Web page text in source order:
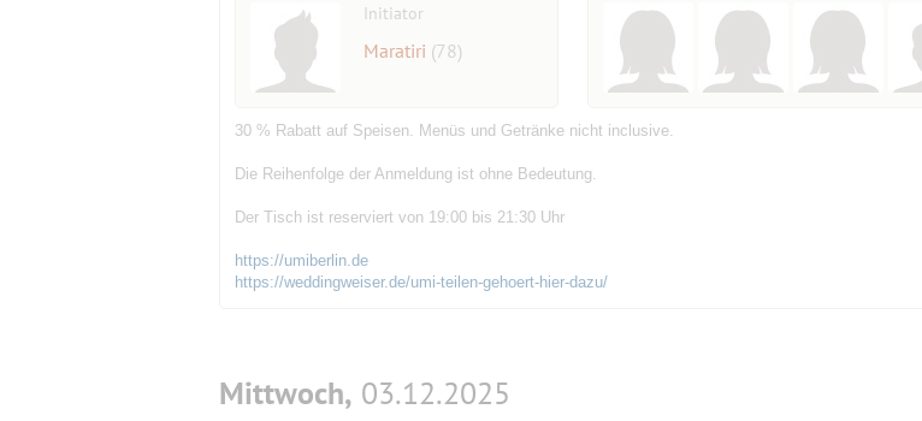
Initiator
Maratiri (78)
30 % Rabatt auf Speisen. Menüs und Getränke nicht inclusive.
Die Reihenfolge der Anmeldung ist ohne Bedeutung.
Der Tisch ist reserviert von 19:00 bis 21:30 Uhr
https://umiberlin.de
https://weddingweiser.de/umi-teilen-gehoert-hier-dazu/
Mittwoch, 03.12.2025